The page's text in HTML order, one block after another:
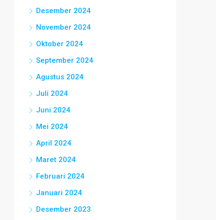
Desember 2024
November 2024
Oktober 2024
September 2024
Agustus 2024
Juli 2024
Juni 2024
Mei 2024
April 2024
Maret 2024
Februari 2024
Januari 2024
Desember 2023